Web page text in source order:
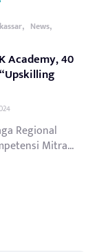
, News,
Academy, 40
Regional
Mitra...